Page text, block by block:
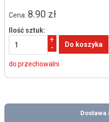
Cena: 8.90 zł
Ilość sztuk:
+
-
do przechowalni
Dostawa